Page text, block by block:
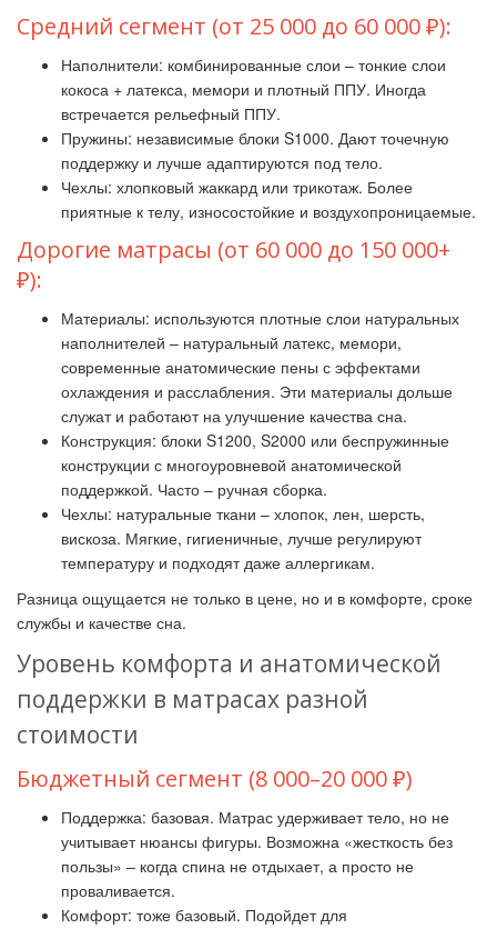
Средний сегмент (от 25 000 до 60 000 ₽):
Наполнители: комбинированные слои – тонкие слои
кокоса + латекса, мемори и плотный ППУ. Иногда
встречается рельефный ППУ.
Пружины: независимые блоки S1000. Дают точечную
поддержку и лучше адаптируются под тело.
Чехлы: хлопковый жаккард или трикотаж. Более
приятные к телу, износостойкие и воздухопроницаемые.
Дорогие матрасы (от 60 000 до 150 000+
₽):
Материалы: используются плотные слои натуральных
наполнителей – натуральный латекс, мемори,
современные анатомические пены с эффектами
охлаждения и расслабления. Эти материалы дольше
служат и работают на улучшение качества сна.
Конструкция: блоки S1200, S2000 или беспружинные
конструкции с многоуровневой анатомической
поддержкой. Часто – ручная сборка.
Чехлы: натуральные ткани – хлопок, лен, шерсть,
вискоза. Мягкие, гигиеничные, лучше регулируют
температуру и подходят даже аллергикам.
Разница ощущается не только в цене, но и в комфорте, сроке
службы и качестве сна.
Уровень комфорта и анатомической
поддержки в матрасах разной
стоимости
Бюджетный сегмент (8 000–20 000 ₽)
Поддержка: базовая. Матрас удерживает тело, но не
учитывает нюансы фигуры. Возможна «жесткость без
пользы» – когда спина не отдыхает, а просто не
проваливается.
Комфорт: тоже базовый. Подойдет для